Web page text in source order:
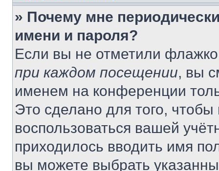
» Почему мне
имени и пароля?
Если вы не отметили
при каждом посещении, вы
именем на конференции
Это сделано для того, чтобы
воспользоваться вашей
приходилось вводить имя
вы можете выбрать